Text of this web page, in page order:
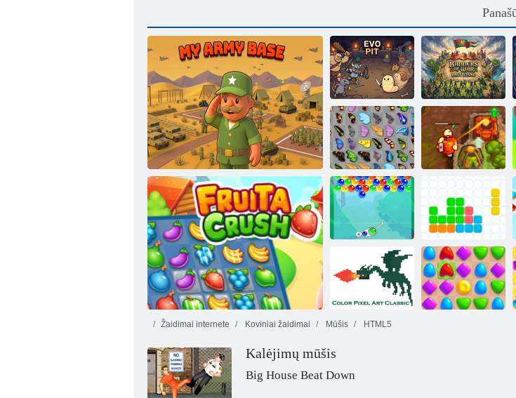
Mano armijos bazė
Evo Pitas
Karo vėliavos
paskutinis
stovėjimas
Drugelis kyodai
Prakeiktas lobis
2
Burbulas
talismanai
Vienuolika
vienuolika
Žaidimai internete Koviniai žaidimai Mūšis HTML5
Kalėjimų mūšis
Big House Beat Down